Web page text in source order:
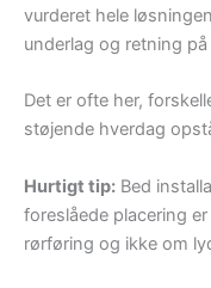
vurderet hele
underlag og retning
Det er ofte her,
støjende hverdag
Hurtigt tip: Bed
foreslåede placering
rørføring og ikke om